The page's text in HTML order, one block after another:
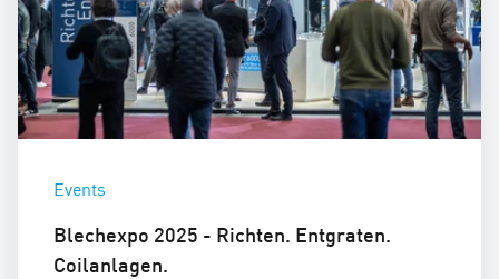
Events
Blechexpo 2025 - Richten. Entgraten.
Coilanlagen.